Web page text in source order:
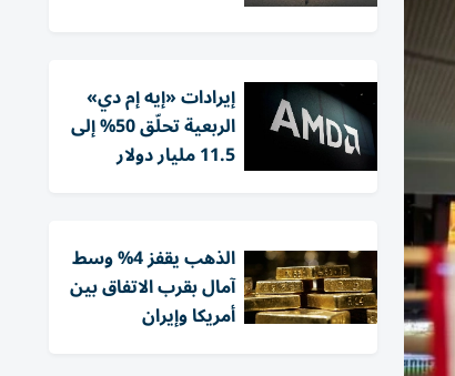
إيرادات «إيه إم دي»
الربعية تحلّق 50% إلى
11.5 مليار دولار
الذهب يقفز 4% وسط
آمال بقرب الاتفاق بين
أمريكا وإيران